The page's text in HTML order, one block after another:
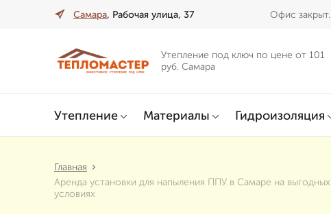
Самара, Рабочая улица, 37 Офис
Утепление под ключ по цене от 101
руб. Самара
Утепление Материалы Гидроизоляция
Главная
Аренда установки для напыления ППУ в Самаре на выгодных
условиях